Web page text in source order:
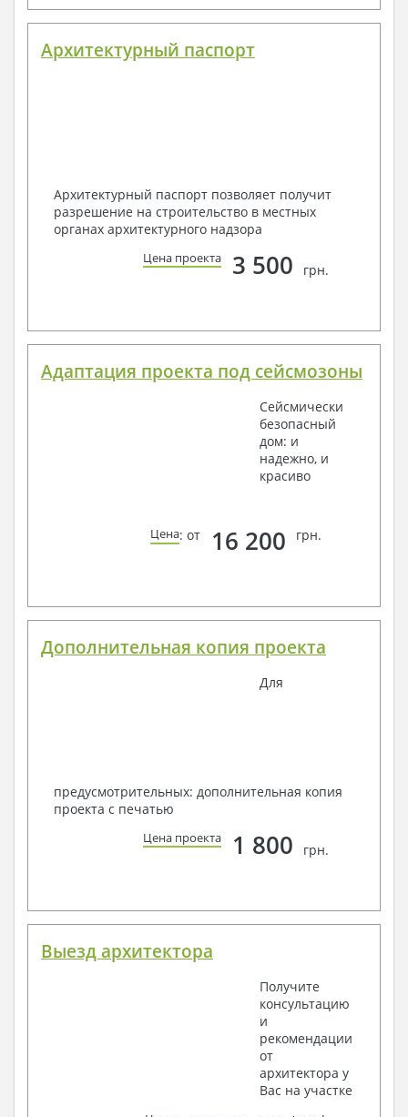
Архитектурный паспорт
Архитектурный паспорт позволяет получит
разрешение на строительство в местных
органах архитектурного надзора
Цена проекта 3 500 грн.
Адаптация проекта под сейсмозоны
Сейсмически
безопасный
дом: и
надежно, и
красиво
Цена: от 16 200 грн.
Дополнительная копия проекта
Для
предусмотрительных: дополнительная копия
проекта с печатью
Цена проекта 1 800 грн.
Выезд архитектора
Получите
консультацию
и
рекомендации
от
архитектора у
Вас на участке